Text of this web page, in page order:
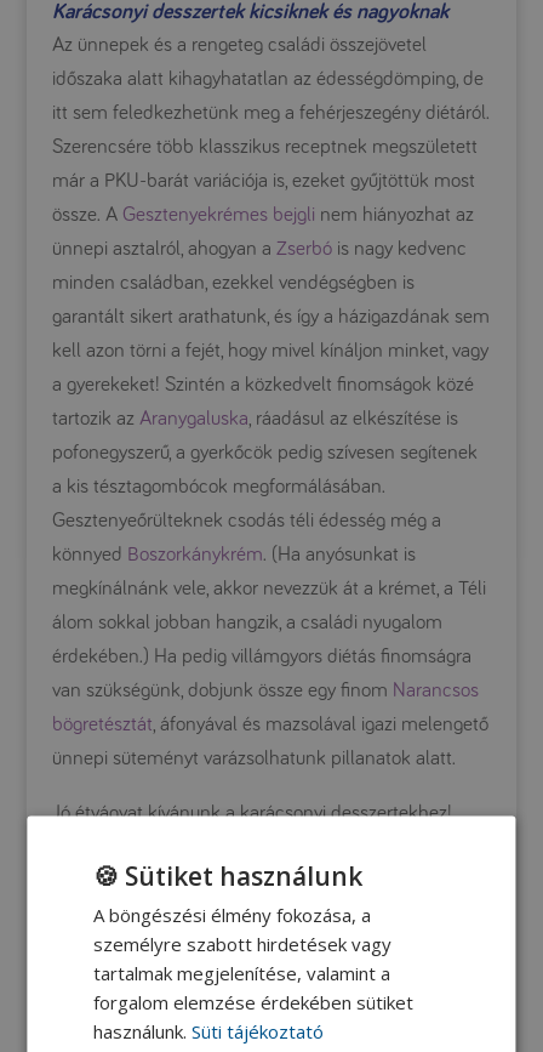
Karácsonyi desszertek kicsiknek és nagyoknak
Az ünnepek és a rengeteg családi összejövetel
időszaka alatt kihagyhatatlan az édességdömping, de
itt sem feledkezhetünk meg a fehérjeszegény diétáról.
Szerencsére több klasszikus receptnek megszületett
már a PKU-barát variációja is, ezeket gyűjtöttük most
össze. A Gesztenyekrémes bejgli nem hiányozhat az
ünnepi asztalról, ahogyan a Zserbóis nagy kedvenc
minden családban, ezekkel vendégségben is
garantált sikert arathatunk, és így a házigazdának sem
kell azon törni a fejét, hogy mivel kínáljon minket, vagy
a gyerekeket! Szintén a közkedvelt finomságok közé
tartozik az Aranygaluska, ráadásul az elkészítése is
pofonegyszerű, a gyerkőcök pedig szívesen segítenek
a kis tésztagombócok megformálásában.
Gesztenyeőrülteknek csodás téli édesség még a
könnyed Boszorkánykrém. (Ha anyósunkat is
megkínálnánk vele, akkor nevezzük át a krémet, a Téli
álom sokkal jobban hangzik, a családi nyugalom
érdekében.) Ha pedig villámgyors diétás finomságra
van szükségünk, dobjunk össze egy finom Narancsos
bögretésztát, áfonyával és mazsolával igazi melengető
ünnepi süteményt varázsolhatunk pillanatok alatt.
Jó étvágyat kívánunk a karácsonyi desszertekhez!
🍪 Sütiket használunk
A böngészési élmény fokozása, a
személyre szabott hirdetések vagy
tartalmak megjelenítése, valamint a
forgalom elemzése érdekében sütiket
használunk. Süti tájékoztató